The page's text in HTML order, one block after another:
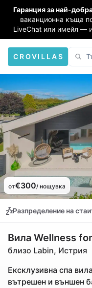
Гаранция за най-
ваканционна къща
LiveChat или имейл —
CROVILLAS
от€300/ нощувка
Разпределение на
Вила Wellness
близо Labin, Истрия
Ексклузивна спа
вътрешен и външен